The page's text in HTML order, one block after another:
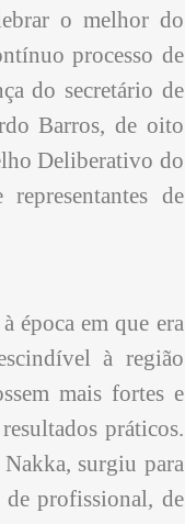
o melhor do
processo de
do secretário de
Barros, de oito
Deliberativo do
de
época em que era
à região
mais fortes e
práticos.
surgiu para
profissional, de